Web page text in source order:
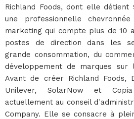
Richland Foods, dont elle
une professionnelle
marketing qui compte plus de 10
postes de direction dans les
grande consommation, du
développement de marques sur
Avant de créer Richland Foods,
Unilever, SolarNow et
actuellement au conseil
Company. Elle se consacre à